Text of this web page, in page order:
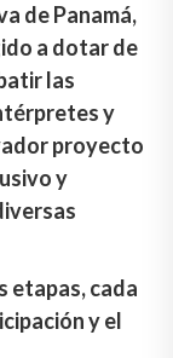
de Panamá,
a dotar de
las
y
proyecto
y
etapas, cada
y el